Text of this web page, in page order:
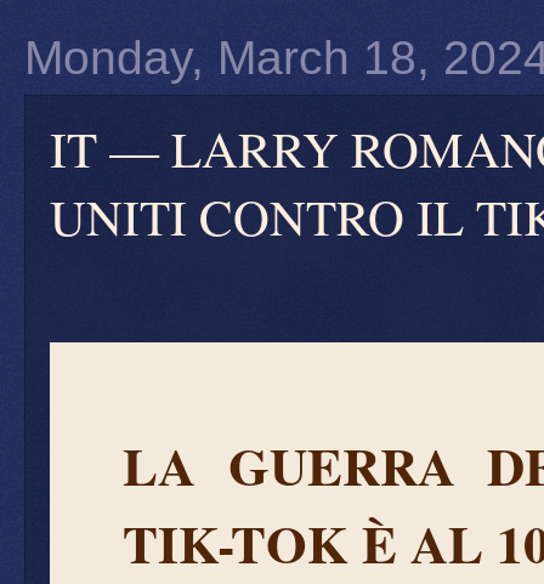
Monday, March 18,
IT — LARRY
UNITI CONTRO IL
LA GUERRA
TIK-TOK È AL